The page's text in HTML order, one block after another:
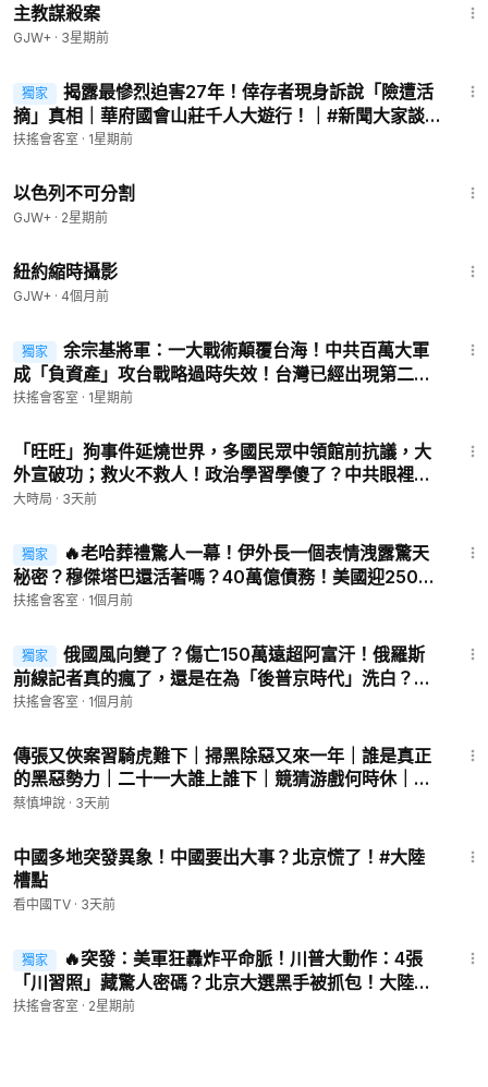
‣‣ 訂閱新唐人電子快訊 ►
‣‣ 新唐人官方網站 ►http://www.ntdtv.com
‣‣ 臉書 ► https://www.facebook.com/NTDChinese/
‣‣ 推特 ►https://twitter.com/NTDChinese
talkdjy@gmail.com
‣‣ 翻牆軟件 ►https://git.io/fgp88
‣‣ 歡迎訂閱「乾淨世界」►
s
© All Rights Reserved.
主教謀殺案
GJW+ · 3星期前
獨家
揭露最慘烈迫害27年！倖存者現身訴說「險遭活
摘」真相｜華府國會山莊千人大遊行！｜#新聞大家談 #
扶搖會客室
扶搖會客室 · 1星期前
以色列不可分割
GJW+ · 2星期前
紐約縮時攝影
GJW+ · 4個月前
獨家
余宗基將軍：一大戰術顛覆台海！中共百萬大軍
成「負資產」攻台戰略過時失效！台灣已經出現第二座
護國神山！｜#新聞大家談 #扶搖會客室
扶搖會客室 · 1星期前
「旺旺」狗事件延燒世界，多國民眾中領館前抗議，大
外宣破功；救火不救人！政治學習學傻了？中共眼裡普
通人命如狗命，扼殺民間自救互救【直播話題選粹】｜
大時局 · 3天前
獨家
🔥老哈葬禮驚人一幕！伊外長一個表情洩露驚天
秘密？穆傑塔巴還活著嗎？40萬億債務！美國迎250週
年，川普：新型滲透摧毀根基【新聞大家談】｜2026-
扶搖會客室 · 1個月前
獨家
俄國風向變了？傷亡150萬遠超阿富汗！俄羅斯
前線記者真的瘋了，還是在為「後普京時代」洗白？
【新聞大家談】｜2026-06-30
扶搖會客室 · 1個月前
傳張又俠案習騎虎難下｜掃黑除惡又來一年｜誰是真正
的黑惡勢力｜二十一大誰上誰下｜競猜游戲何時休｜
（20260803第1173期）#熱門話題
蔡慎坤說 · 3天前
中國多地突發異象！中國要出大事？北京慌了！#大陸
槽點
看中國TV · 3天前
獨家
🔥突發：美軍狂轟炸平命脈！川普大動作：4張
「川習照」藏驚人密碼？北京大選黑手被抓包！大陸
「復國黨」起兵入京！【新聞大家談】2026-07-16
扶搖會客室 · 2星期前